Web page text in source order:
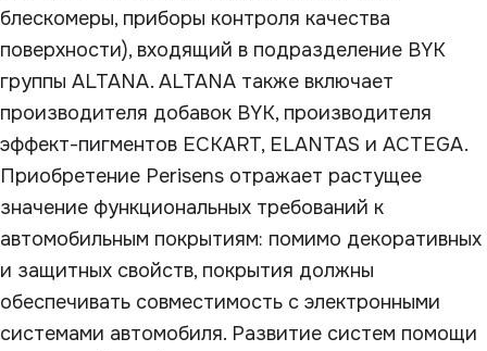
блескомеры, приборы контроля качества
поверхности), входящий в подразделение BYK
группы ALTANA. ALTANA также включает
производителя добавок BYK, производителя
эффект-пигментов ECKART, ELANTAS и ACTEGA.
Приобретение Perisens отражает растущее
значение функциональных требований к
автомобильным покрытиям: помимо декоративных
и защитных свойств, покрытия должны
обеспечивать совместимость с электронными
системами автомобиля. Развитие систем помощи